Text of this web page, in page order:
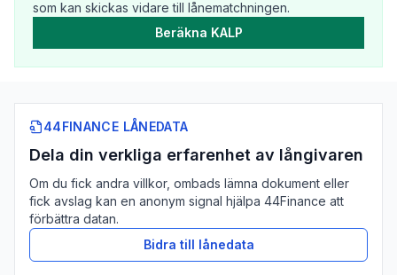
som kan skickas vidare till lånematchningen.
Beräkna KALP
44FINANCE LÅNEDATA
Dela din verkliga erfarenhet av långivaren
Om du fick andra villkor, ombads lämna dokument eller
fick avslag kan en anonym signal hjälpa 44Finance att
förbättra datan.
Bidra till lånedata